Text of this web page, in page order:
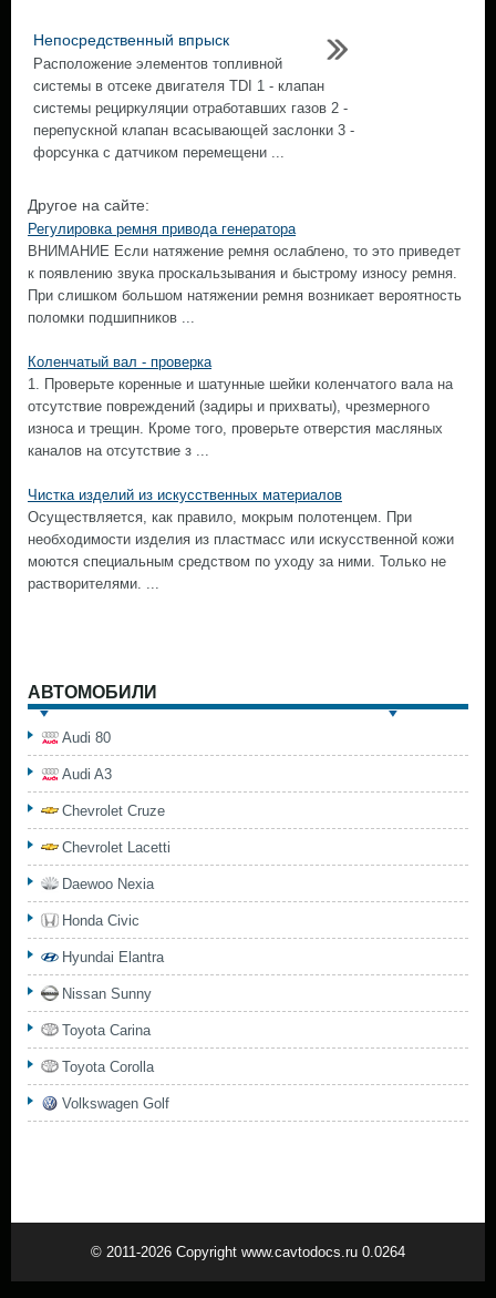
Непосредственный впрыск
Расположение элементов топливной
системы в отсеке двигателя TDI 1 - клапан
системы рециркуляции отработавших газов 2 -
перепускной клапан всасывающей заслонки 3 -
форсунка с датчиком перемещени ...
Другое на сайте:
Регулировка ремня привода генератора
ВНИМАНИЕ Если натяжение ремня ослаблено, то это приведет
к появлению звука проскальзывания и быстрому износу ремня.
При слишком большом натяжении ремня возникает вероятность
поломки подшипников ...
Коленчатый вал - проверка
1. Проверьте коренные и шатунные шейки коленчатого вала на
отсутствие повреждений (задиры и прихваты), чрезмерного
износа и трещин. Кроме того, проверьте отверстия масляных
каналов на отсутствие з ...
Чистка изделий из искусственных материалов
Осуществляется, как правило, мокрым полотенцем. При
необходимости изделия из пластмасс или искусственной кожи
моются специальным средством по уходу за ними. Только не
растворителями. ...
АВТОМОБИЛИ
Audi 80
Audi A3
Chevrolet Cruze
Chevrolet Lacetti
Daewoo Nexia
Honda Civic
Hyundai Elantra
Nissan Sunny
Toyota Carina
Toyota Corolla
Volkswagen Golf
© 2011-2026 Copyright www.cavtodocs.ru 0.0264